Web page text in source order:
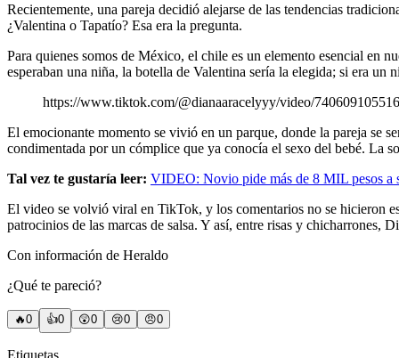
Recientemente, una pareja decidió alejarse de las tendencias
¿Valentina o Tapatío? Esa era la pregunta.
Para quienes somos de México, el chile es un elemento esencial en
esperaban una niña, la botella de Valentina sería la elegida; si era un
https://www.tiktok.com/@dianaaracelyyy/video/
El emocionante momento se vivió en un parque, donde la pareja se
condimentada por un cómplice que ya conocía el sexo del bebé. La
Tal vez te gustaría leer: VIDEO: Novio pide más de 8 MIL pesos a
El video se volvió viral en TikTok, y los comentarios no se hicieron
patrocinios de las marcas de salsa. Y así, entre risas y chicharrones,
Con información de Heraldo
¿Qué te pareció?
🔥0 👍0 😲0 😢0 😠0
Etiquetas